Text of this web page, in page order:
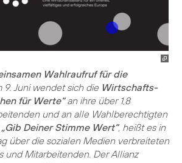
Wahlraufruf für die
9. Juni wendet sich die Wirtschafts­
für Werte“an ihre über 1,8
und an alle Wahlberechtigten
„Gib Deiner Stimme Wert“, heißt es in
über die sozialen Medien verbreiteten
und Mitarbeitenden. Der Allianz